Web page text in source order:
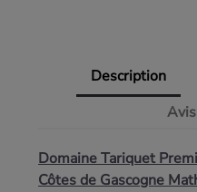
Description
Domaine Tariquet
Côtes de Gascogne